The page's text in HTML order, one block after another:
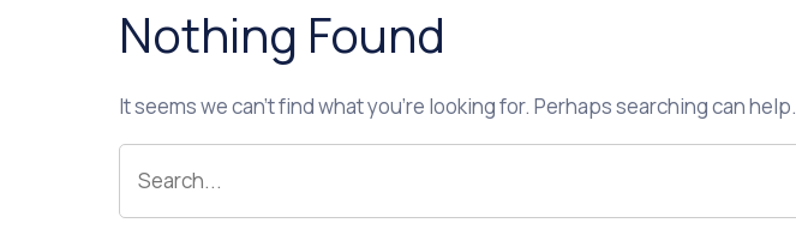
Nothing Found
It seems we can’t find what you’re looking for. Perhaps searching can help.